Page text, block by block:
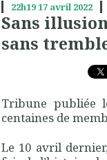
22h1917 avril 2022
Sans
sans
Tribune publiée
centaines de
Le 10 avril